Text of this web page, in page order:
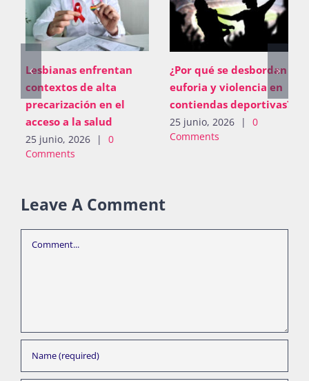
Lesbianas enfrentan
contextos de alta
precarización en el
acceso a la salud
25 junio, 2026
0
Comments
¿Por qué se desbordan
euforia y violencia en
contiendas deportivas?
25 junio, 2026
0
Comments
Leave A Comment
Comment